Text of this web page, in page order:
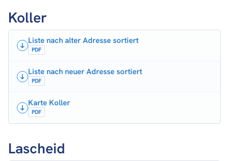
Koller
Liste nach alter Adresse sortiert
PDF
Liste nach neuer Adresse sortiert
PDF
Karte Koller
PDF
Lascheid